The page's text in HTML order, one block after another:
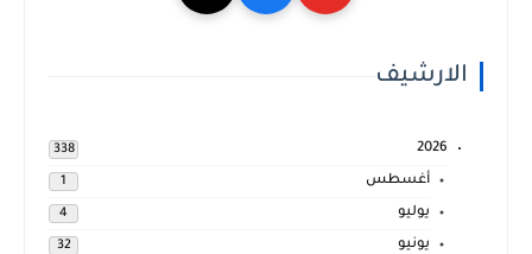
الارشيف
2026
338
أغسطس 1
يوليو 4
يونيو 32